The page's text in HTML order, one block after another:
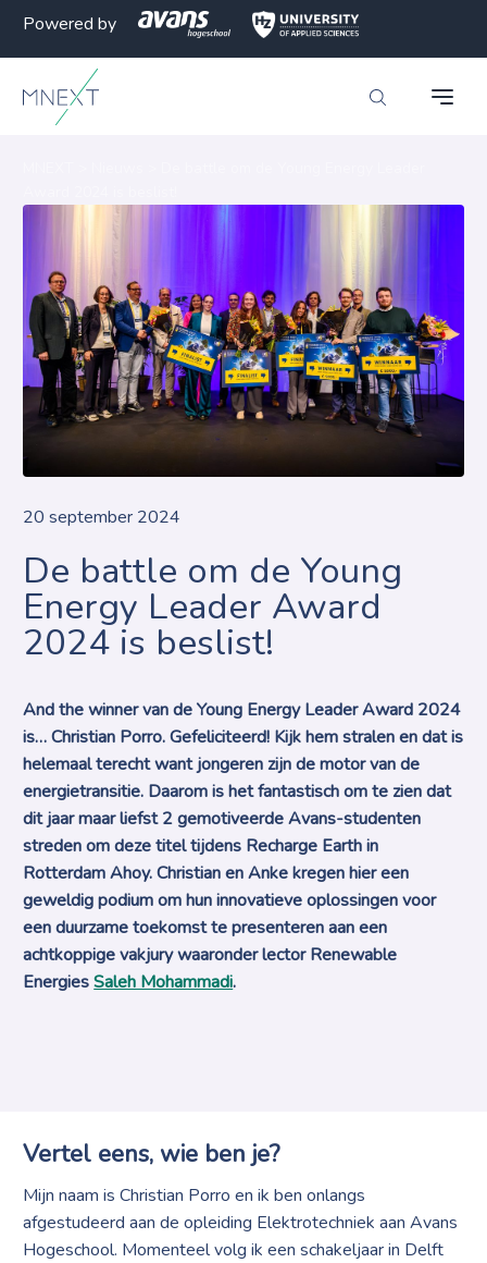
Powered by
20 september 2024
De battle om de Young
Energy Leader Award
2024 is beslist!
And the winner van de Young Energy Leader Award 2024
is… Christian Porro. Gefeliciteerd! Kijk hem stralen en dat is
helemaal terecht want jongeren zijn de motor van de
energietransitie. Daarom is het fantastisch om te zien dat
dit jaar maar liefst 2 gemotiveerde Avans-studenten
streden om deze titel tijdens Recharge Earth in
Rotterdam Ahoy. Christian en Anke kregen hier een
geweldig podium om hun innovatieve oplossingen voor
een duurzame toekomst te presenteren aan een
achtkoppige vakjury waaronder lector Renewable
EnergiesSaleh Mohammadi.
Vertel eens, wie ben je?
Mijn naam is Christian Porro en ik ben onlangs
afgestudeerd aan de opleiding Elektrotechniek aan Avans
Hogeschool. Momenteel volg ik een schakeljaar in Delft